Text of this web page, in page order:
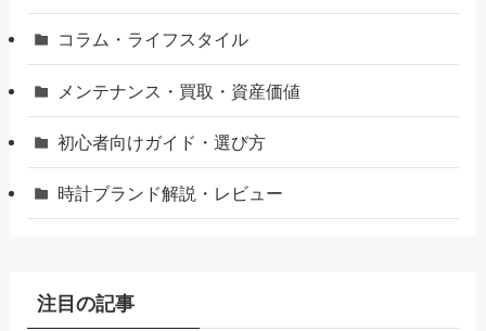
コラム・ライフスタイル
メンテナンス・買取・資産価値
初心者向けガイド・選び方
時計ブランド解説・レビュー
注目の記事